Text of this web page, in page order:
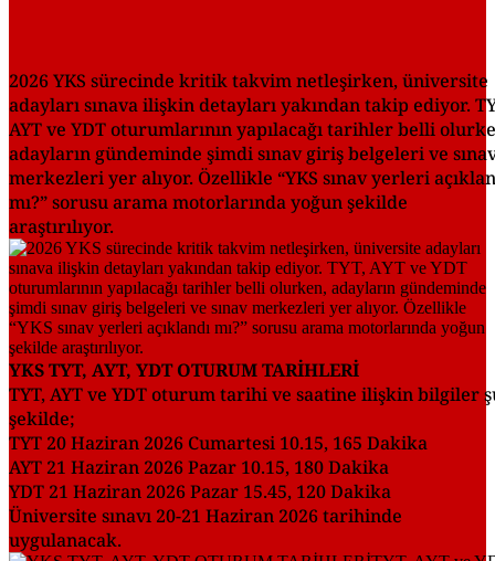
2026 YKS sürecinde kritik takvim netleşirken, üniversite
adayları sınava ilişkin detayları yakından takip ediyor.
AYT ve YDT oturumlarının yapılacağı tarihler belli
adayların gündeminde şimdi sınav giriş belgeleri ve
merkezleri yer alıyor. Özellikle “YKS sınav yerleri
mı?” sorusu arama motorlarında yoğun şekilde
araştırılıyor.
YKS TYT, AYT, YDT OTURUM TARİHLERİ
TYT, AYT ve YDT oturum tarihi ve saatine ilişkin bilgiler
şekilde;
TYT 20 Haziran 2026 Cumartesi 10.15, 165 Dakika
AYT 21 Haziran 2026 Pazar 10.15, 180 Dakika
YDT 21 Haziran 2026 Pazar 15.45, 120 Dakika
Üniversite sınavı 20-21 Haziran 2026 tarihinde
uygulanacak.